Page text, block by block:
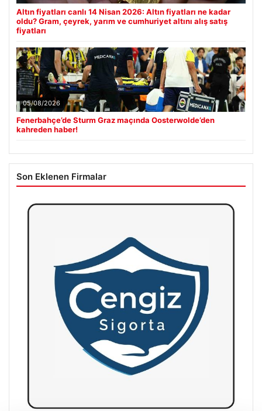
Altın fiyatları canlı 14 Nisan 2026: Altın fiyatları ne kadar
oldu? Gram, çeyrek, yarım ve cumhuriyet altını alış satış
fiyatları
05/08/2026
Fenerbahçe’de Sturm Graz maçında Oosterwolde’den
kahreden haber!
Son Eklenen Firmalar